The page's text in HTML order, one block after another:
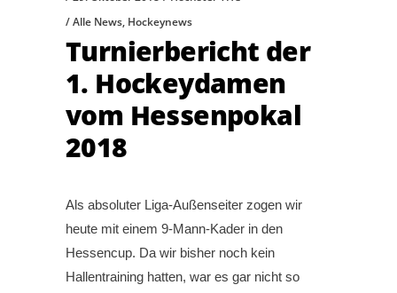
Alle News, Hockeynews
Turnierbericht der
1. Hockeydamen
vom Hessenpokal
2018
Als absoluter Liga-Außenseiter zogen wir
heute mit einem 9-Mann-Kader in den
Hessencup. Da wir bisher noch kein
Hallentraining hatten, war es gar nicht so